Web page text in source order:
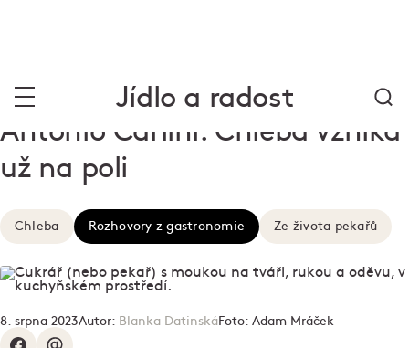
Jídlo a radost
Antonio Carlini: Chleba vzniká
už na poli
Chleba Rozhovory z gastronomie Ze života pekařů
8. srpna 2023Autor: Blanka DatinskáFoto: Adam Mráček